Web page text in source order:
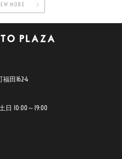
MORE
田162-4
日 10:00～19:00